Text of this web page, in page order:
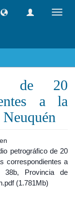
de 20
a la
petrográfico de 20
correspondientes a
38b, Provincia de
(1.781Mb)